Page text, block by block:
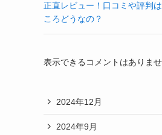
正直レビュー！口コミや評判
ころどうなの？
表示できるコメントはありませ
2024年12月
2024年9月